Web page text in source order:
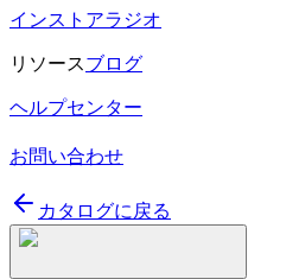
インストアラジオ
リソースブログ
ヘルプセンター
お問い合わせ
カタログに戻る